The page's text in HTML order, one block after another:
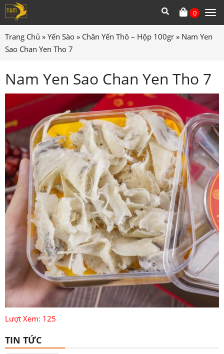
0
Trang Chủ » Yến Sào » Chân Yến Thô – Hộp 100gr » Nam Yen
Sao Chan Yen Tho 7
Nam Yen Sao Chan Yen Tho 7
Lượt Xem: 125
TIN TỨC